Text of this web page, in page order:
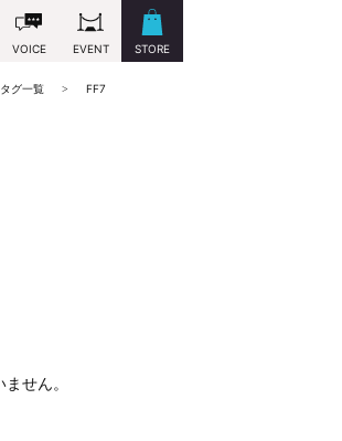
VOICE EVENT STORE
タグ一覧 FF7
せん。